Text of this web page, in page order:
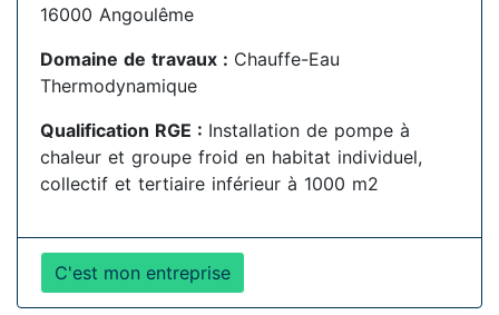
16000 Angoulême
Domaine de travaux : Chauffe-Eau
Thermodynamique
Qualification RGE : Installation de pompe à
chaleur et groupe froid en habitat individuel,
collectif et tertiaire inférieur à 1000 m2
C'est mon entreprise